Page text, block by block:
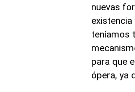
nuevas
teníamos
para que
ópera, ya